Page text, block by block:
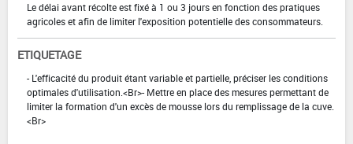
Le délai avant récolte est fixé à 1 ou 3 jours en fonction des pratiques
agricoles et afin de limiter l'exposition potentielle des consommateurs.
ETIQUETAGE
- L'efficacité du produit étant variable et partielle, préciser les conditions
optimales d'utilisation.<Br>- Mettre en place des mesures permettant de
limiter la formation d'un excès de mousse lors du remplissage de la cuve.
<Br>